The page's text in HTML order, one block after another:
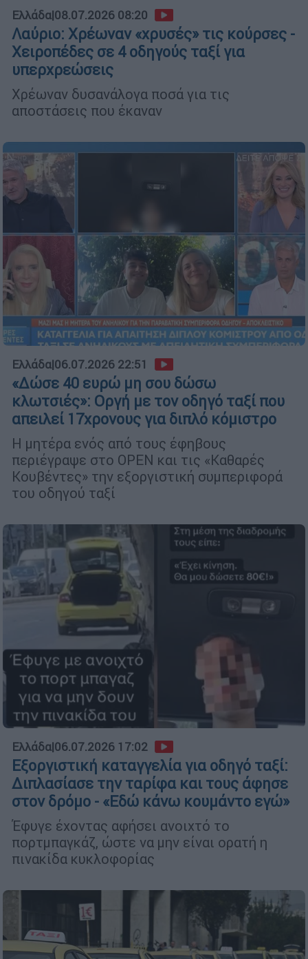
Ελλάδα|08.07.2026 08:20
Λαύριο: Χρέωναν «χρυσές» τις κούρσες -
Χειροπέδες σε 4 οδηγούς ταξί για
υπερχρεώσεις
Χρέωναν δυσανάλογα ποσά για τις
αποστάσεις που έκαναν
Ελλάδα|06.07.2026 22:51
«Δώσε 40 ευρώ μη σου δώσω
κλωτσιές»: Οργή με τον οδηγό ταξί που
απειλεί 17χρονους για διπλό κόμιστρο
Η μητέρα ενός από τους έφηβους
περιέγραψε στο OPEN και τις «Καθαρές
Κουβέντες» την εξοργιστική συμπεριφορά
του οδηγού ταξί
Ελλάδα|06.07.2026 17:02
Εξοργιστική καταγγελία για οδηγό ταξί:
Διπλασίασε την ταρίφα και τους άφησε
στον δρόμο - «Εδώ κάνω κουμάντο εγώ»
Έφυγε έχοντας αφήσει ανοιχτό το
πορτμπαγκάζ, ώστε να μην είναι ορατή η
πινακίδα κυκλοφορίας